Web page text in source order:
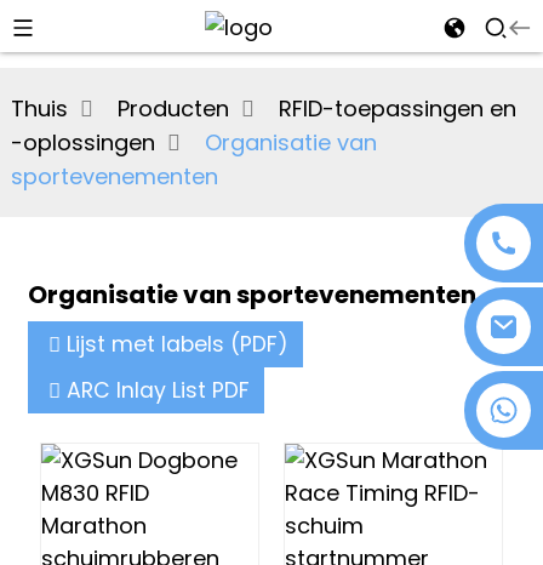
+86 18076372139
Thuis Producten
RFID-toepassingen en
-oplossingen
Organisatie van
sportevenementen
Organisatie van sportevenementen
Lijst met labels (PDF)
ARC Inlay List PDF